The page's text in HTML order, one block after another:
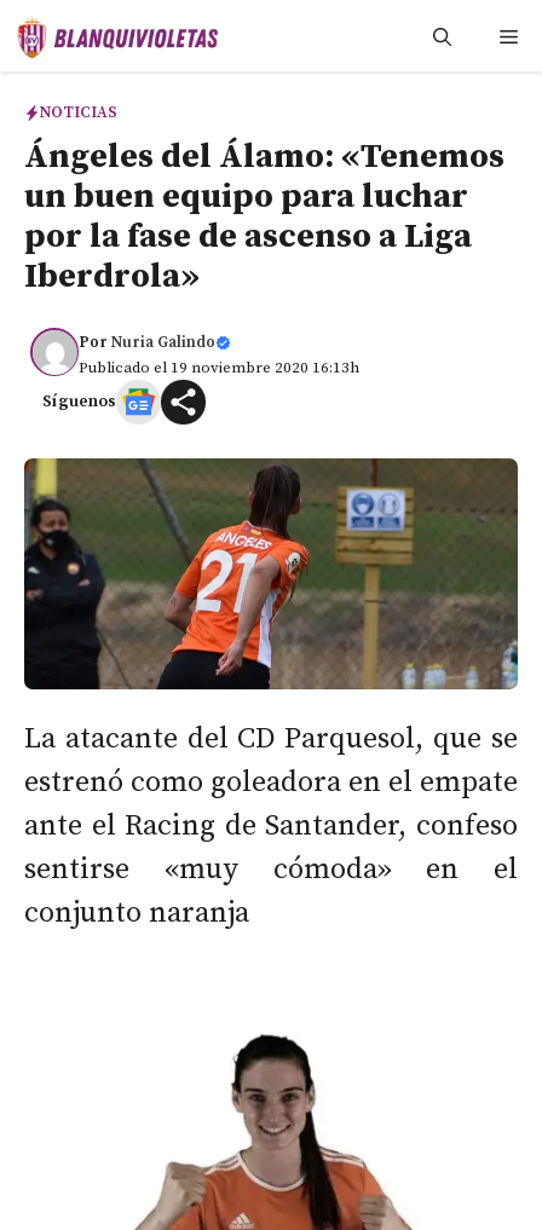
Saltar
NOTICIAS
Ángeles del Álamo: «Tenemos
un buen equipo para luchar
por la fase de ascenso a Liga
Iberdrola»
Por Nuria Galindo
Publicado el 19 noviembre 2020 16:13h
Síguenos
La atacante del CD Parquesol, que se
estrenó como goleadora en el empate
ante el Racing de Santander, confeso
sentirse «muy cómoda» en el
conjunto naranja